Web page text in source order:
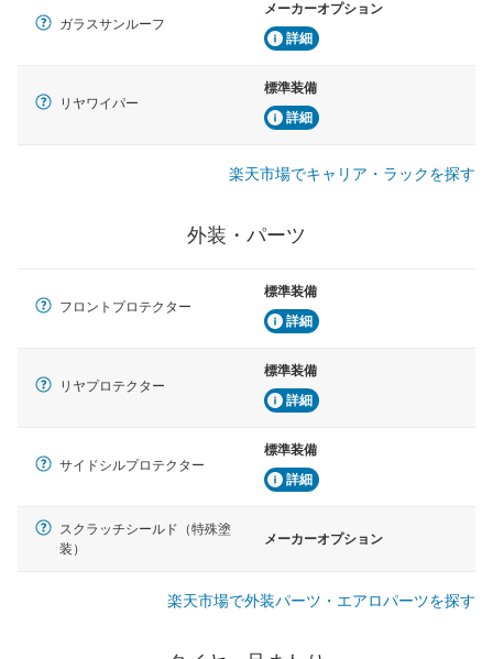
ガラスサンルーフ
メーカーオプション
詳細
リヤワイパー
標準装備
詳細
楽天市場でキャリア・ラックを探す
外装・パーツ
フロントプロテクター
標準装備
詳細
リヤプロテクター
標準装備
詳細
サイドシルプロテクター
標準装備
詳細
スクラッチシールド（特殊塗
装）
メーカーオプション
楽天市場で外装パーツ・エアロパーツを探す